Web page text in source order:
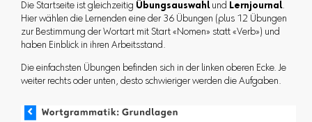
Die Startseite ist gleichzeitig Übungsauswahlund Lernjournal.
Hier wählen die Lernenden eine der 36 Übungen (plus 12 Übungen
zur Bestimmung der Wortart mit Start «Nomen» statt «Verb») und
haben Einblick in ihren Arbeitsstand.
Die einfachsten Übungen befinden sich in der linken oberen Ecke. Je
weiter rechts oder unten, desto schwieriger werden die Aufgaben.